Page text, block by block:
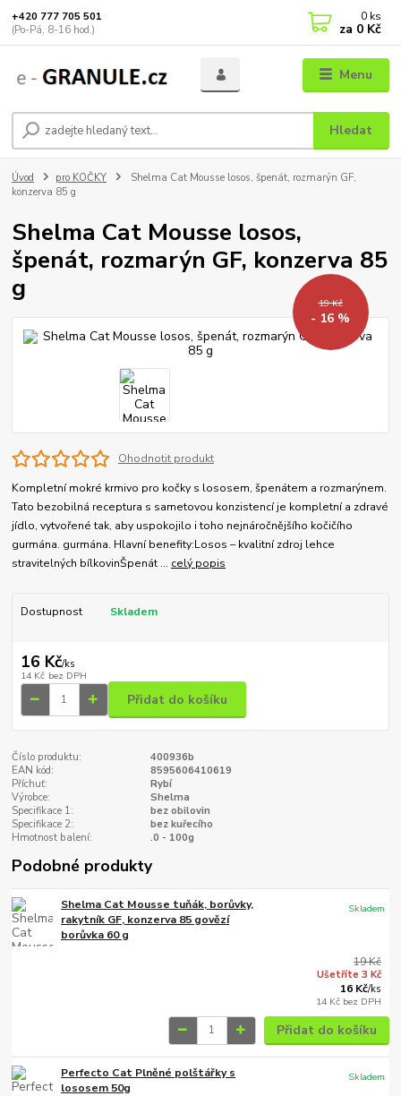
Menu
Hledat
+420 777 705 501
(Po-Pá, 8-16 hod.)
0 ks
za 0 Kč
Úvod pro KOČKY
Shelma Cat Mousse losos, špenát, rozmarýn GF,
konzerva 85 g
Shelma Cat Mousse losos,
špenát, rozmarýn GF, konzerva 85
g
19 Kč
- 16 %
Ohodnotit produkt
Kompletní mokré krmivo pro kočky s lososem, špenátem a rozmarýnem.
Tato bezobilná receptura s sametovou konzistencí je kompletní a zdravé
jídlo, vytvořené tak, aby uspokojilo i toho nejnáročnějšího kočičího
gurmána. gurmána. Hlavní benefity:Losos – kvalitní zdroj lehce
stravitelných bílkovinŠpenát ... celý popis
Dostupnost Skladem
16 Kč/ks
14 Kč bez DPH
Přidat do košíku
Číslo produktu:
400936b
EAN kód:
8595606410619
Příchuť:
Rybí
Výrobce:
Shelma
Specifikace 1:
bez obilovin
Specifikace 2:
bez kuřecího
Hmotnost balení:
.0 - 100g
Podobné produkty
Shelma Cat Mousse tuňák, borůvky,
rakytník GF, konzerva 85 govězí
borůvka 60 g
19 Kč
Ušetříte 3 Kč
16 Kč/ks
14 Kč bez DPH
Skladem
Přidat do košíku
Perfecto Cat Plněné polštářky s
lososem 50g
Skladem